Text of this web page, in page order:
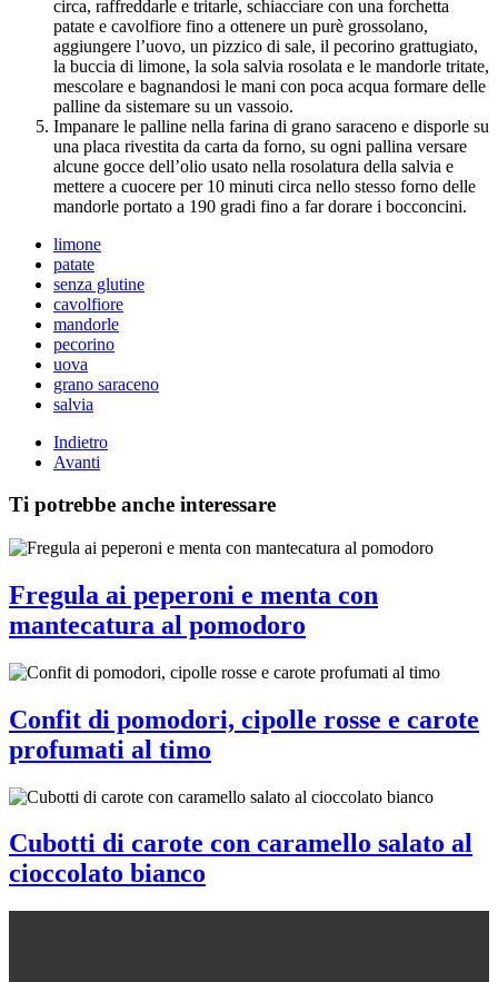
circa, raffreddarle e tritarle, schiacciare con una forchetta
patate e cavolfiore fino a ottenere un purè grossolano,
aggiungere l’uovo, un pizzico di sale, il pecorino grattugiato,
la buccia di limone, la sola salvia rosolata e le mandorle tritate,
mescolare e bagnandosi le mani con poca acqua formare delle
palline da sistemare su un vassoio.
Impanare le palline nella farina di grano saraceno e disporle su
una placa rivestita da carta da forno, su ogni pallina versare
alcune gocce dell’olio usato nella rosolatura della salvia e
mettere a cuocere per 10 minuti circa nello stesso forno delle
mandorle portato a 190 gradi fino a far dorare i bocconcini.
limone
patate
senza glutine
cavolfiore
mandorle
pecorino
uova
grano saraceno
salvia
Indietro
Avanti
Ti potrebbe anche interessare
Fregula ai peperoni e menta con
mantecatura al pomodoro
Confit di pomodori, cipolle rosse e carote
profumati al timo
Cubotti di carote con caramello salato al
cioccolato bianco